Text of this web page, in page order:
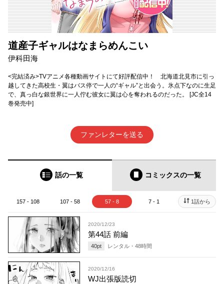
道産子ギャルはなまらめんこい
伊科田海
<完結済み>TVアニメ各種動画サイトにて好評配信中！ 北海道北見市に引っ
越してきた高校生・翼はバス停で一人の“ギャル”と出会う。氷点下なのに生足
で、真っ白な銀世界に一人佇む彼女に翼は心を奪われるのだった。 [JC全14
巻発売中]
ファンレターを送る
話の一覧 コミックスの一覧
157 - 108 107 - 58 57 - 8 7 - 1 1話から
2020/12/23
第44話 前編
40pt レンタル・ 48時間
2020/12/16
WJ出張版読切